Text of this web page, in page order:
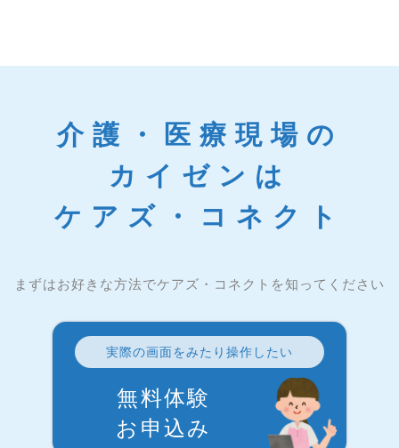
介護・医療現場の
カイゼンは
ケアズ・コネクト
まずはお好きな方法でケアズ・コネクトを知ってください
実際の画面をみたり操作したい
無料体験
お申込み